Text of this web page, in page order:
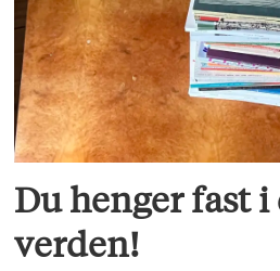
Du henger fast
verden!